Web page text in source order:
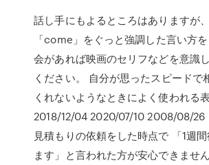
話し手にもよるところはありますが
「come」をぐっと強調した言い方
会があれば映画のセリフなどを意識
ください。 自分が思ったスピードで
くれないようなときによく使われる表
2018/12/04 2020/07/10 2008/08/26
見積もりの依頼をした時点で 「1週
ます」と言われた方が安心できませ